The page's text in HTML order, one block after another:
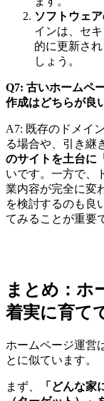
ソフトウェ
インは、セ
的に更新さ
しょう。
Q7: 古いホームペ
作成はどちらが良
A7: 既存のドメイ
る場合や、引き継
のサイトを土台に
いです。一方で、
業内容が完全に変
を検討するのも良
てみることが重要
まとめ：ホ
着実に育て
ホームページ運営
とに似ています。
まず、
「どんな